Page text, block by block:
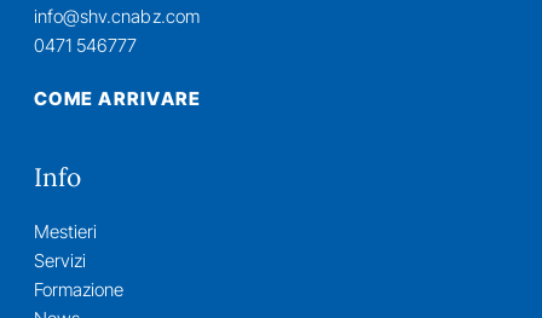
info@shv.cnabz.com
0471 546777
COME ARRIVARE
Info
Mestieri
Servizi
Formazione